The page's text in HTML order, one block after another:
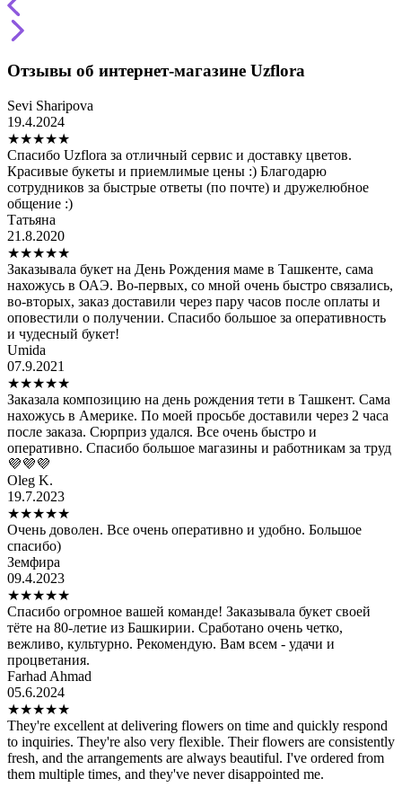
Отзывы об интернет-магазине Uzflora
Sevi Sharipova
19.4.2024
★★★★★
Спасибо Uzflora за отличный сервис и доставку цветов.
Красивые букеты и приемлимые цены :) Благодарю
сотрудников за быстрые ответы (по почте) и дружелюбное
общение :)
Татьяна
21.8.2020
★★★★★
Заказывала букет на День Рождения маме в Ташкенте, сама
нахожусь в ОАЭ. Во-первых, со мной очень быстро связались,
во-вторых, заказ доставили через пару часов после оплаты и
оповестили о получении. Спасибо большое за оперативность
и чудесный букет!
Umida
07.9.2021
★★★★★
Заказала композицию на день рождения тети в Ташкент. Сама
нахожусь в Америке. По моей просьбе доставили через 2 часа
после заказа. Сюрприз удался. Все очень быстро и
оперативно. Спасибо большое магазины и работникам за труд
💜💜💜
Oleg K.
19.7.2023
★★★★★
Очень доволен. Все очень оперативно и удобно. Большое
спасибо)
Земфира
09.4.2023
★★★★★
Спасибо огромное вашей команде! Заказывала букет своей
тёте на 80-летие из Башкирии. Сработано очень четко,
вежливо, культурно. Рекомендую. Вам всем - удачи и
процветания.
Farhad Ahmad
05.6.2024
★★★★★
They're excellent at delivering flowers on time and quickly respond
to inquiries. They're also very flexible. Their flowers are consistently
fresh, and the arrangements are always beautiful. I've ordered from
them multiple times, and they've never disappointed me.